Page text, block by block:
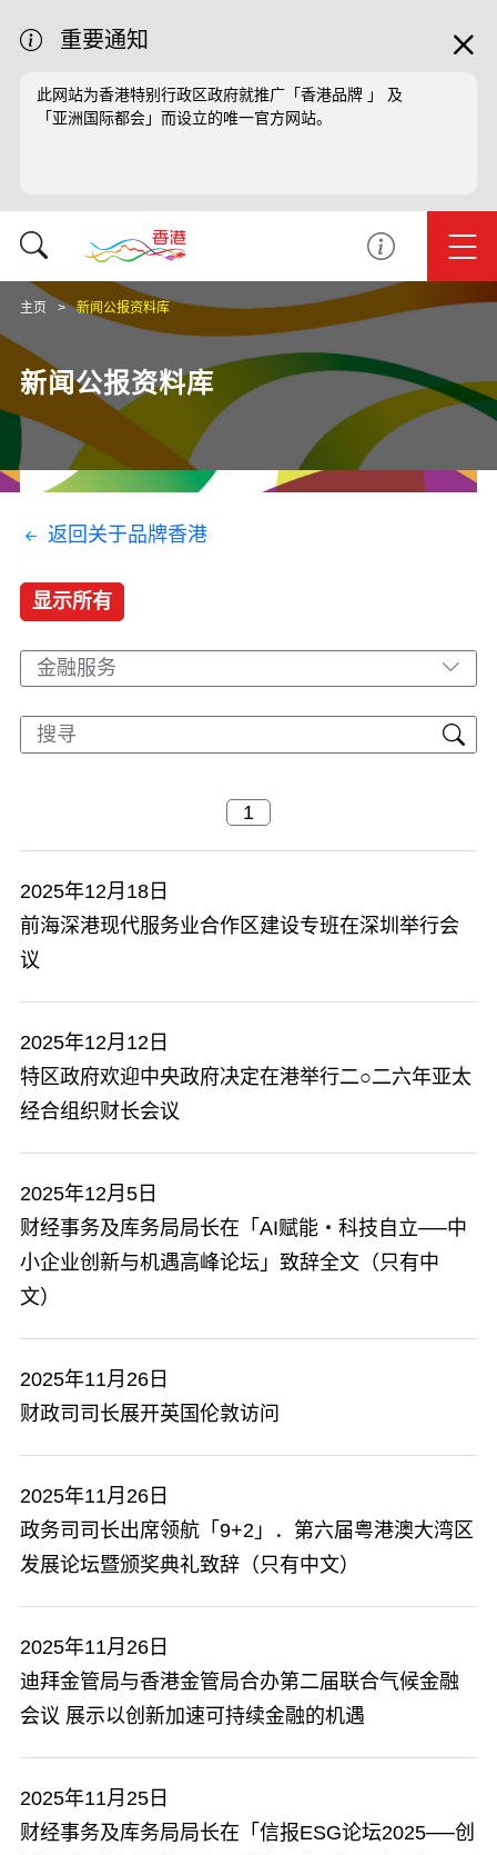
重要通知
此网站为香港特别行政区政府就推广「香港品牌 」 及
「亚洲国际都会」而设立的唯一官方网站。
主页 新闻公报资料库
新闻公报资料库
返回关于品牌香港
显示所有
金融服务
2025年12月18日
​前海深港现代服务业合作区建设专班在深圳举行会
议
2025年12月12日
特区政府欢迎中央政府决定在港举行二○二六年亚太
经合组织财长会议
2025年12月5日
财经事务及库务局局长在「AI赋能‧科技自立──中
小企业创新与机遇高峰论坛」致辞全文（只有中
文）
2025年11月26日
财政司司长展开英国伦敦访问
2025年11月26日
政务司司长出席领航「9+2」．第六届粤港澳大湾区
发展论坛暨颁奖典礼致辞（只有中文）
2025年11月26日
​迪拜金管局与香港金管局合办第二届联合气候金融
会议 展示以创新加速可持续金融的机遇
2025年11月25日
​财经事务及库务局局长在「信报ESG论坛2025──创